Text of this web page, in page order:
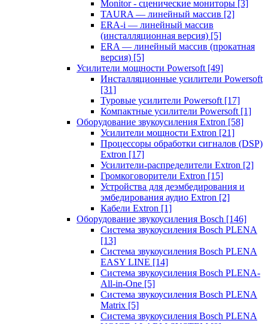
Monitor - сценические мониторы [3]
TAURA — линейный массив [2]
ERA-i — линейный массив
(инсталляционная версия) [5]
ERA — линейный массив (прокатная
версия) [5]
Усилители мощности Powersoft [49]
Инсталляционные усилители Powersoft
[31]
Туровые усилители Powersoft [17]
Компактные усилители Powersoft [1]
Оборудование звукоусиления Extron [58]
Усилители мощности Extron [21]
Процессоры обработки сигналов (DSP)
Extron [17]
Усилители-распределители Extron [2]
Громкоговорители Extron [15]
Устройства для деэмбедирования и
эмбедирования аудио Extron [2]
Кабели Extron [1]
Оборудование звукоусиления Bosch [146]
Система звукоусиления Bosch PLENA
[13]
Система звукоусиления Bosch PLENA
EASY LINE [14]
Система звукоусиления Bosch PLENA-
All-in-One [5]
Система звукоусиления Bosch PLENA
Matrix [5]
Система звукоусиления Bosch PLENA